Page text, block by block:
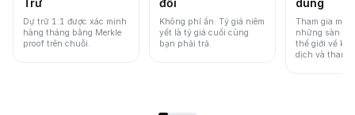
Trữ
Dự trữ 1:1 được xác minh
hàng tháng bằng Merkle
proof trên chuỗi.
đổi
Không phí ẩn. Tỷ giá niêm
yết là tỷ giá cuối cùng
bạn phải trả.
dùng
Tham gia một
những sàn
thế giới về
dịch và thanh